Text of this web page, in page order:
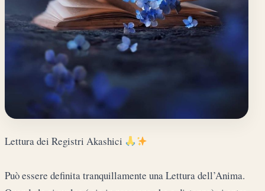
Lettura dei Registri Akashici
Può essere definita tranquillamente una Lettura dell’Anima.